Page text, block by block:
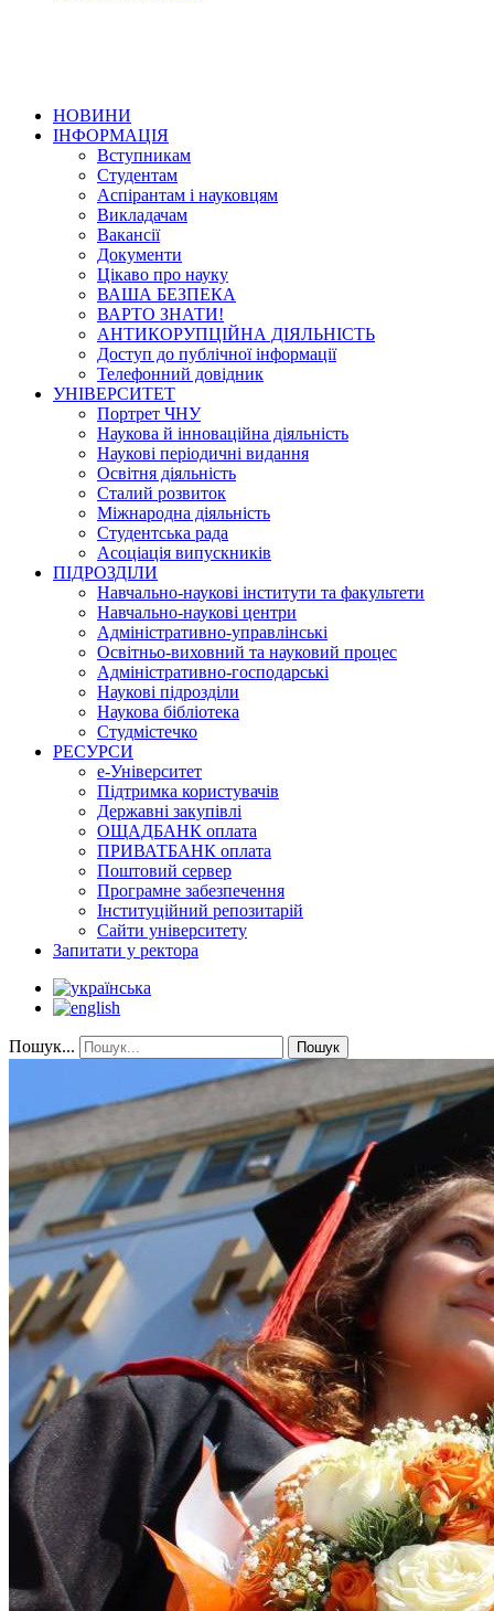
НОВИНИ
ІНФОРМАЦІЯ
Вступникам
Студентам
Аспірантам і науковцям
Викладачам
Вакансії
Документи
Цікаво про науку
ВАША БЕЗПЕКА
ВАРТО ЗНАТИ!
АНТИКОРУПЦІЙНА ДІЯЛЬНІСТЬ
Доступ до публічної інформації
Телефонний довідник
УНІВЕРСИТЕТ
Портрет ЧНУ
Наукова й інноваційна діяльність
Наукові періодичні видання
Освітня діяльність
Сталий розвиток
Міжнародна діяльність
Студентська рада
Асоціація випускників
ПІДРОЗДІЛИ
Навчально-наукові інститути та факультети
Навчально-наукові центри
Адміністративно-управлінські
Освітньо-виховний та науковий процес
Адміністративно-господарські
Наукові підрозділи
Наукова бібліотека
Студмістечко
РЕСУРСИ
е-Університет
Підтримка користувачів
Державні закупівлі
ОЩАДБАНК оплата
ПРИВАТБАНК оплата
Поштовий сервер
Програмне забезпечення
Інституційний репозитарій
Сайти університету
Запитати у ректора
Пошук... Пошук